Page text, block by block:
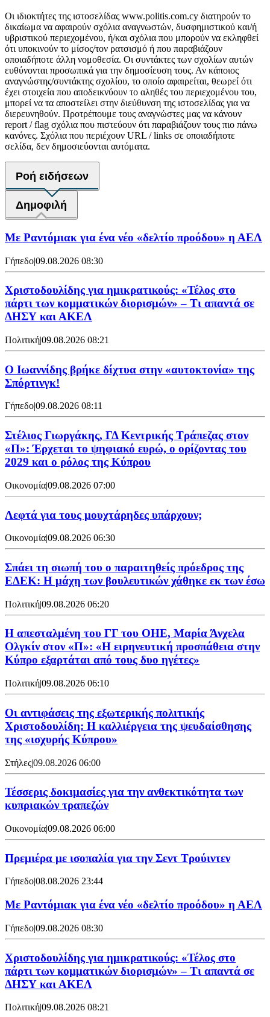
Οι ιδιοκτήτες της ιστοσελίδας www.politis.com.cy διατηρούν το
δικαίωμα να αφαιρούν σχόλια αναγνωστών, δυσφημιστικού και/ή
υβριστικού περιεχομένου, ή/και σχόλια που μπορούν να εκληφθεί
ότι υποκινούν το μίσος/τον ρατσισμό ή που παραβιάζουν
οποιαδήποτε άλλη νομοθεσία. Οι συντάκτες των σχολίων αυτών
ευθύνονται προσωπικά για την δημοσίευση τους. Αν κάποιος
αναγνώστης/συντάκτης σχολίου, το οποίο αφαιρείται, θεωρεί ότι
έχει στοιχεία που αποδεικνύουν το αληθές του περιεχομένου του,
μπορεί να τα αποστείλει στην διεύθυνση της ιστοσελίδας για να
διερευνηθούν. Προτρέπουμε τους αναγνώστες μας να κάνουν
report / flag σχόλια που πιστεύουν ότι παραβιάζουν τους πιο πάνω
κανόνες. Σχόλια που περιέχουν URL / links σε οποιαδήποτε
σελίδα, δεν δημοσιεύονται αυτόματα.
Ροή ειδήσεων
Δημοφιλή
Με Ραντόμιακ για ένα νέο «δελτίο προόδου» η ΑΕΛ
Γήπεδο|09.08.2026 08:30
Χριστοδουλίδης για ημικρατικούς: «Τέλος στο
πάρτι των κομματικών διορισμών» – Τι απαντά σε
ΔΗΣΥ και ΑΚΕΛ
Πολιτική|09.08.2026 08:21
Ο Ιωαννίδης βρήκε δίχτυα στην «αυτοκτονία» της
Σπόρτινγκ!
Γήπεδο|09.08.2026 08:11
Στέλιος Γιωργάκης, ΓΔ Κεντρικής Τράπεζας στον
«Π»: Έρχεται το ψηφιακό ευρώ, ο ορίζοντας του
2029 και ο ρόλος της Κύπρου
Οικονομία|09.08.2026 07:00
Λεφτά για τους μουχτάρηδες υπάρχουν;
Οικονομία|09.08.2026 06:30
Σπάει τη σιωπή του ο παραιτηθείς πρόεδρος της
ΕΔΕΚ: Η μάχη των βουλευτικών χάθηκε εκ των έσω
Πολιτική|09.08.2026 06:20
Η απεσταλμένη του ΓΓ του ΟΗΕ, Μαρία Άνχελα
Ολγκίν στον «Π»: «Η ειρηνευτική προσπάθεια στην
Κύπρο εξαρτάται από τους δυο ηγέτες»
Πολιτική|09.08.2026 06:10
Οι αντιφάσεις της εξωτερικής πολιτικής
Χριστοδουλίδη: Η καλλιέργεια της ψευδαίσθησης
της «ισχυρής Κύπρου»
Στήλες|09.08.2026 06:00
Τέσσερις δοκιμασίες για την ανθεκτικότητα των
κυπριακών τραπεζών
Οικονομία|09.08.2026 06:00
Πρεμιέρα με ισοπαλία για την Σεντ Τρούιντεν
Γήπεδο|08.08.2026 23:44
Με Ραντόμιακ για ένα νέο «δελτίο προόδου» η ΑΕΛ
Γήπεδο|09.08.2026 08:30
Χριστοδουλίδης για ημικρατικούς: «Τέλος στο
πάρτι των κομματικών διορισμών» – Τι απαντά σε
ΔΗΣΥ και ΑΚΕΛ
Πολιτική|09.08.2026 08:21